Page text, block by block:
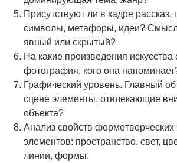
Присутствуют ли в кадре рассказ,
символы, метафоры, идеи?
явный или скрытый?
На какие произведения искусства
фотография, кого она
Графический уровень. Главный
сцене элементы, отвлекающие
объекта?
Анализ свойств
элементов: пространство, свет,
линии, формы.